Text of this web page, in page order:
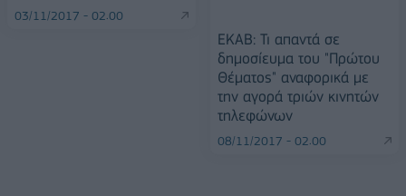
03/11/2017 - 02:00
ΕΚΑΒ: Τι απαντά σε
δημοσίευμα του "Πρώτου
Θέματος" αναφορικά με
την αγορά τριών κινητών
τηλεφώνων
08/11/2017 - 02:00